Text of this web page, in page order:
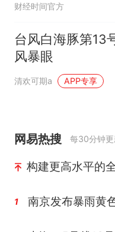
财经时间官方
台风白海豚第13
风暴眼
清欢可期a APP专享
网易热搜 每30分钟
构建更高水平的
1 南京发布暴雨黄